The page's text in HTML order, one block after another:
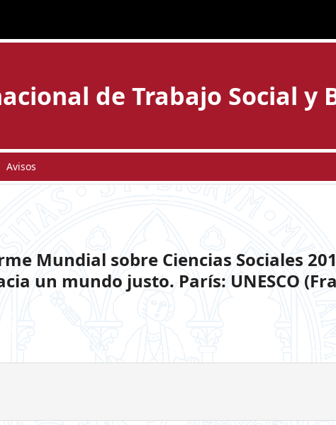
de Trabajo Social y
Avisos
Mundial sobre Ciencias Sociales
un mundo justo. París: UNESCO